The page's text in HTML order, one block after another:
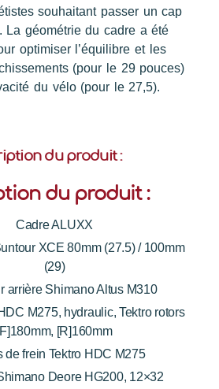
souhaitant passer un cap
La géométrie du cadre a été
optimiser l’équilibre et les
(pour le 29 pouces)
du vélo (pour le 27,5).
du produit :
du produit :
Cadre ALUXX
XCE 80mm (27.5) / 100mm
(29)
arrière Shimano Altus M310
M275, hydraulic, Tektro rotors
[R]160mm
de frein Tektro HDC M275
Deore HG200, 12×32